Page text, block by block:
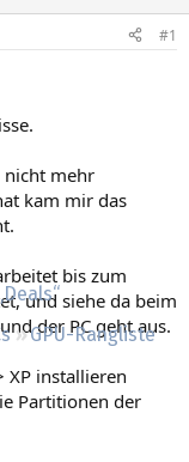
GPU-Rangliste
#1
nicht mehr
kam mir das
bis zum
und siehe da beim
der PC geht aus.
XP installieren
Partitionen der